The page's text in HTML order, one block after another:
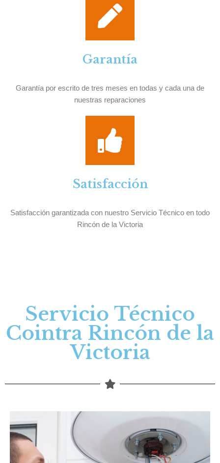
Garantía
Garantía por escrito de tres meses en todas y cada una de
nuestras reparaciones
Satisfacción
Satisfacción garantizada con nuestro Servicio Técnico en todo
Rincón de la Victoria
Servicio Técnico
Cointra Rincón de la
Victoria